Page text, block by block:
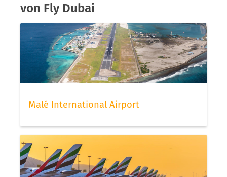
von Fly Dubai
Malé International Airport